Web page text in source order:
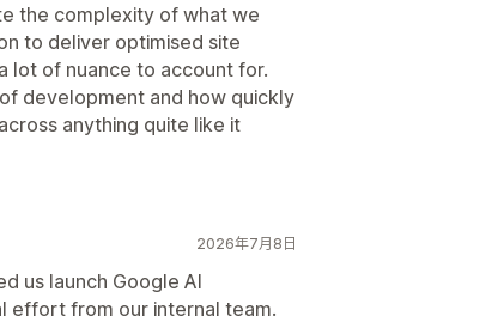
the complexity of what we
to deliver optimised site
lot of nuance to account for.
development and how quickly
anything quite like it
2026年7月8日
us launch Google AI
effort from our internal team.